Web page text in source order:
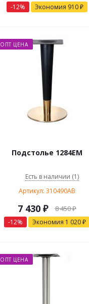
-12% Экономия 910₽
ОПТ ЦЕНА
Подстолье 1284EM
Есть в наличии (1)
Артикул: 310490AB
7 430₽ 8 450₽
-12% Экономия 1 020₽
ОПТ ЦЕНА